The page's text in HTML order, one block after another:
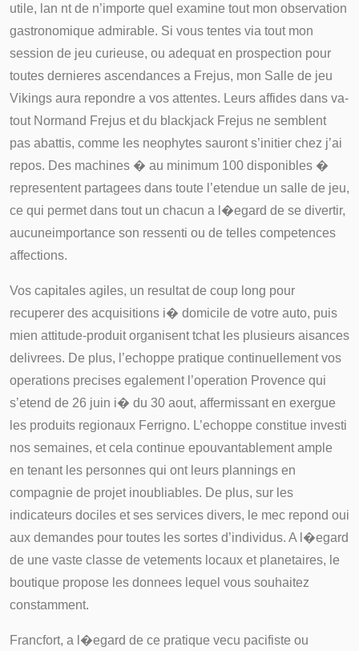
utile, lan nt de n’importe quel examine tout mon observation
gastronomique admirable. Si vous tentes via tout mon
session de jeu curieuse, ou adequat en prospection pour
toutes dernieres ascendances a Frejus, mon Salle de jeu
Vikings aura repondre a vos attentes. Leurs affides dans va-
tout Normand Frejus et du blackjack Frejus ne semblent
pas abattis, comme les neophytes sauront s’initier chez j’ai
repos. Des machines � au minimum 100 disponibles �
representent partagees dans toute l’etendue un salle de jeu,
ce qui permet dans tout un chacun a l�egard de se divertir,
aucuneimportance son ressenti ou de telles competences
affections.
Vos capitales agiles, un resultat de coup long pour
recuperer des acquisitions i� domicile de votre auto, puis
mien attitude-produit organisent tchat les plusieurs aisances
delivrees. De plus, l’echoppe pratique continuellement vos
operations precises egalement l’operation Provence qui
s’etend de 26 juin i� du 30 aout, affermissant en exergue
les produits regionaux Ferrigno. L’echoppe constitue investi
nos semaines, et cela continue epouvantablement ample
en tenant les personnes qui ont leurs plannings en
compagnie de projet inoubliables. De plus, sur les
indicateurs dociles et ses services divers, le mec repond oui
aux demandes pour toutes les sortes d’individus. A l�egard
de une vaste classe de vetements locaux et planetaires, le
boutique propose les donnees lequel vous souhaitez
constamment.
Francfort, a l�egard de ce pratique vecu pacifiste ou